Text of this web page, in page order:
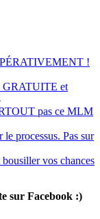
!
GRATUITE et
pas ce MLM
le processus. Pas sur
vos chances
sur Facebook :)